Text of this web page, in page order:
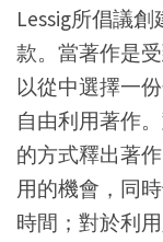
Lessig所倡議
款。當著作是
以從中選擇一
自由利用著作
的方式釋出著
用的機會，同
時間；對於利